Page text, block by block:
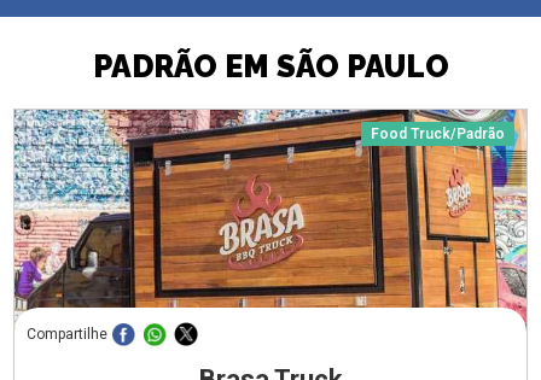
PADRÃO EM SÃO PAULO
Food Truck/Padrão
Compartilhe